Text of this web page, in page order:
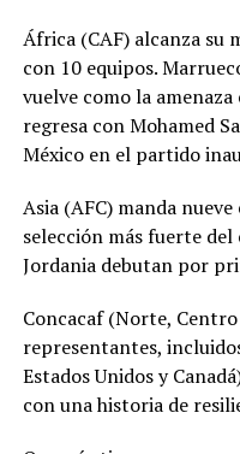
África (CAF) alcanza su
con 10 equipos.
vuelve como la
regresa con Mohamed
México en el partido
Asia (AFC) manda
selección más fuerte
Jordania debutan por
Concacaf (Norte,
representantes,
Estados Unidos y
con una historia de